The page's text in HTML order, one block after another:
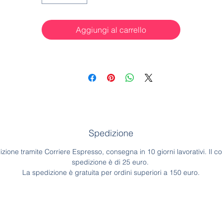
Aggiungi al carrello
Spedizione
tramite Corriere Espresso, consegna in 10 giorni lavorativi. Il
spedizione è di 25 euro.
La spedizione è gratuita per ordini superiori a 150 euro.